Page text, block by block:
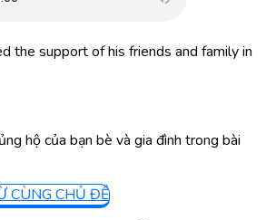
the support of his friends and family in
hộ của bạn bè và gia đình trong bài
CÙNG CHỦ ĐỀ